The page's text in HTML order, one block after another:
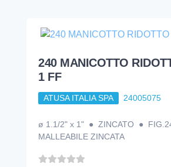
240 MANICOTTO
1 FF
ATUSA ITALIA SPA 24005075
ø 1.1/2" x 1" ● ZINCATO ●
MALLEABILE ZINCATA